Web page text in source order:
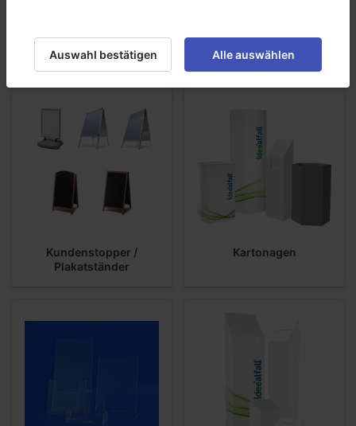
Für einen Beratungstermin oder andere Fragen dürfen Sie uns
selbstverständlichkontaktieren.
Kundenstopper /
Plakatständer
Kartonagen
Auswahl bestätigen Alle auswählen